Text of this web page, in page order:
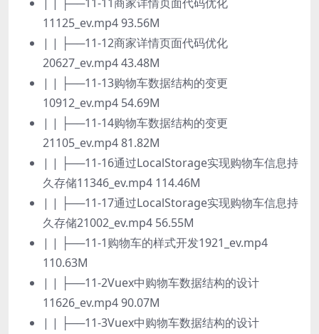
11125_ev.mp4 93.56M
| | ├──11-12商家详情页面代码优化
20627_ev.mp4 43.48M
| | ├──11-13购物车数据结构的变更
10912_ev.mp4 54.69M
| | ├──11-14购物车数据结构的变更
21105_ev.mp4 81.82M
| | ├──11-16通过LocalStorage实现购物车信息持
久存储11346_ev.mp4 114.46M
| | ├──11-17通过LocalStorage实现购物车信息持
久存储21002_ev.mp4 56.55M
| | ├──11-1购物车的样式开发1921_ev.mp4
110.63M
| | ├──11-2Vuex中购物车数据结构的设计
11626_ev.mp4 90.07M
| | ├──11-3Vuex中购物车数据结构的设计